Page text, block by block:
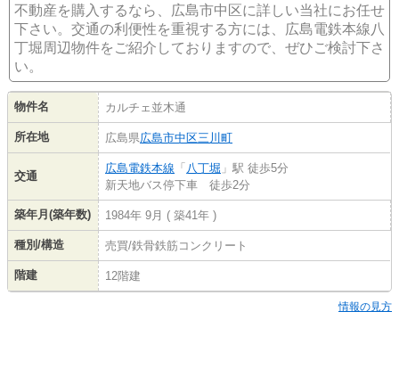
不動産を購入するなら、広島市中区に詳しい当社にお任せ
下さい。交通の利便性を重視する方には、広島電鉄本線八
丁堀周辺物件をご紹介しておりますので、ぜひご検討下さ
い。
物件名 カルチェ並木通
所在地 広島県広島市中区三川町
交通
広島電鉄本線 「 八丁堀 」駅 徒歩5分
新天地バス停下車 徒歩2分
築年月(築年数) 1984年 9月 ( 築41年 )
種別/構造 売買/鉄骨鉄筋コンクリート
階建 12階建
情報の見方